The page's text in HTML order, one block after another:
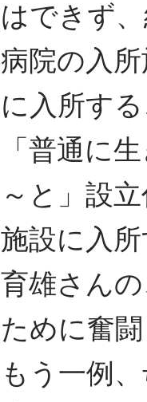
はできず
病院の入
に入所す
「普通に
～と」設
施設に入
育雄さん
ために奮
もう一例